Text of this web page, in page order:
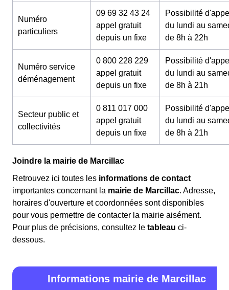
Numéro
particuliers
09 69 32 43 24
appel gratuit
depuis un fixe
Possibilité
du lundi au
de 8h à 22h
Numéro service
déménagement
0 800 228 229
appel gratuit
depuis un fixe
Possibilité
du lundi au
de 8h à 21h
Secteur public et
collectivités
0 811 017 000
appel gratuit
depuis un fixe
Possibilité
du lundi au
de 8h à 21h
Joindre la mairie de Marcillac
Retrouvez ici toutes les informations de contact
importantes concernant la mairie de Marcillac. Adresse,
horaires d'ouverture et coordonnées sont disponibles
pour vous permettre de contacter la mairie aisément.
Pour plus de précisions, consultez le tableau ci-
dessous.
Informations mairie de Marcillac